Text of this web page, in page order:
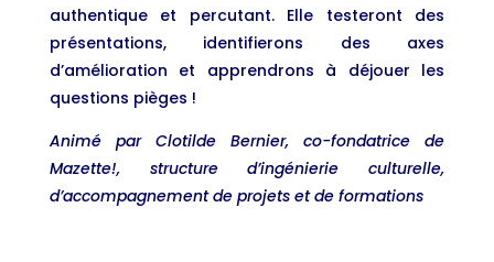
authentique et percutant. Elle testeront des
présentations, identifierons des axes
d’amélioration et apprendrons à déjouer les
questions pièges !
Animé par Clotilde Bernier, co-fondatrice de
Mazette!, structure d’ingénierie culturelle,
d’accompagnement de projets et de formations